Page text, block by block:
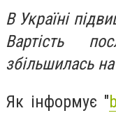
В Україні
Вартість
збільшилась
Як інформує "